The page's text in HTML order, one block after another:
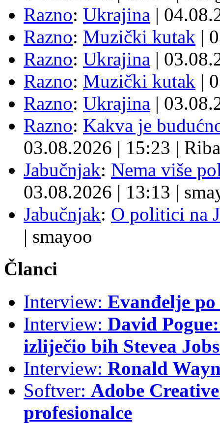
Razno: Ukrajina |
Razno: Muzički kutak |
Razno: Ukrajina |
Razno: Muzički kutak |
Razno: Ukrajina |
Razno: Kakva je
03.08.2026 | 15:23 | Riba
Jabučnjak: Nema više
03.08.2026 | 13:13 |
Jabučnjak: O politici na
| smayoo
Članci
Interview: Evanđelje
Interview: David
izliječio bih Stevea
Interview: Ronald
Softver: Adobe
profesionalce